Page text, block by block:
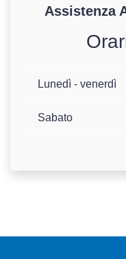
Assistenza
Lunedì - venerdì
Sabato